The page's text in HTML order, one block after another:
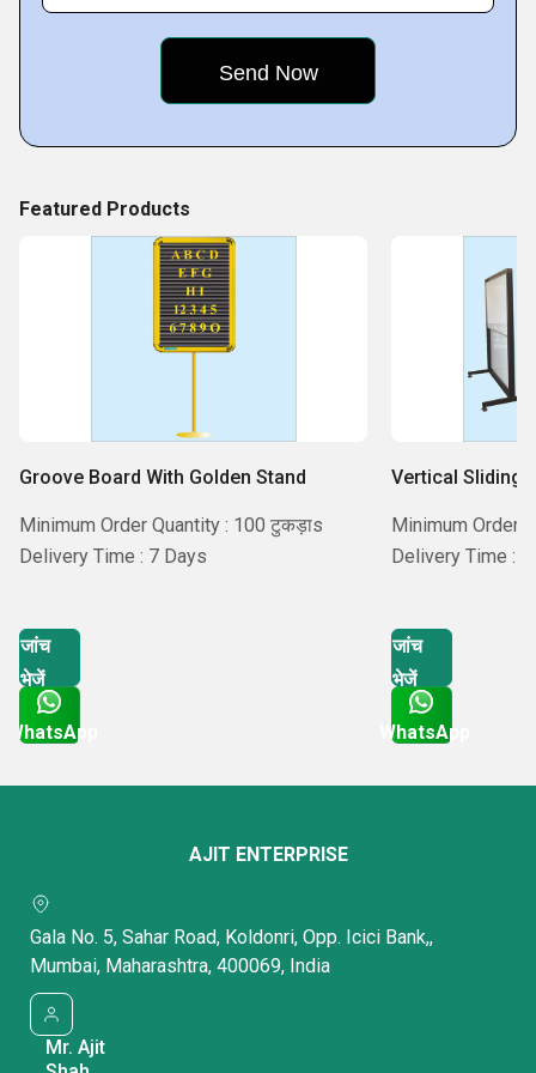
Featured Products
Groove Board With Golden Stand
Minimum Order Quantity : 100 टुकड़ाs
Delivery Time : 7 Days
जांच
भेजें
WhatsApp
Vertical Sliding
Minimum Order
Delivery Time :
जांच
भेजें
WhatsApp
AJIT ENTERPRISE
Gala No. 5, Sahar Road, Koldonri, Opp. Icici Bank,,
Mumbai, Maharashtra, 400069, India
Mr. Ajit